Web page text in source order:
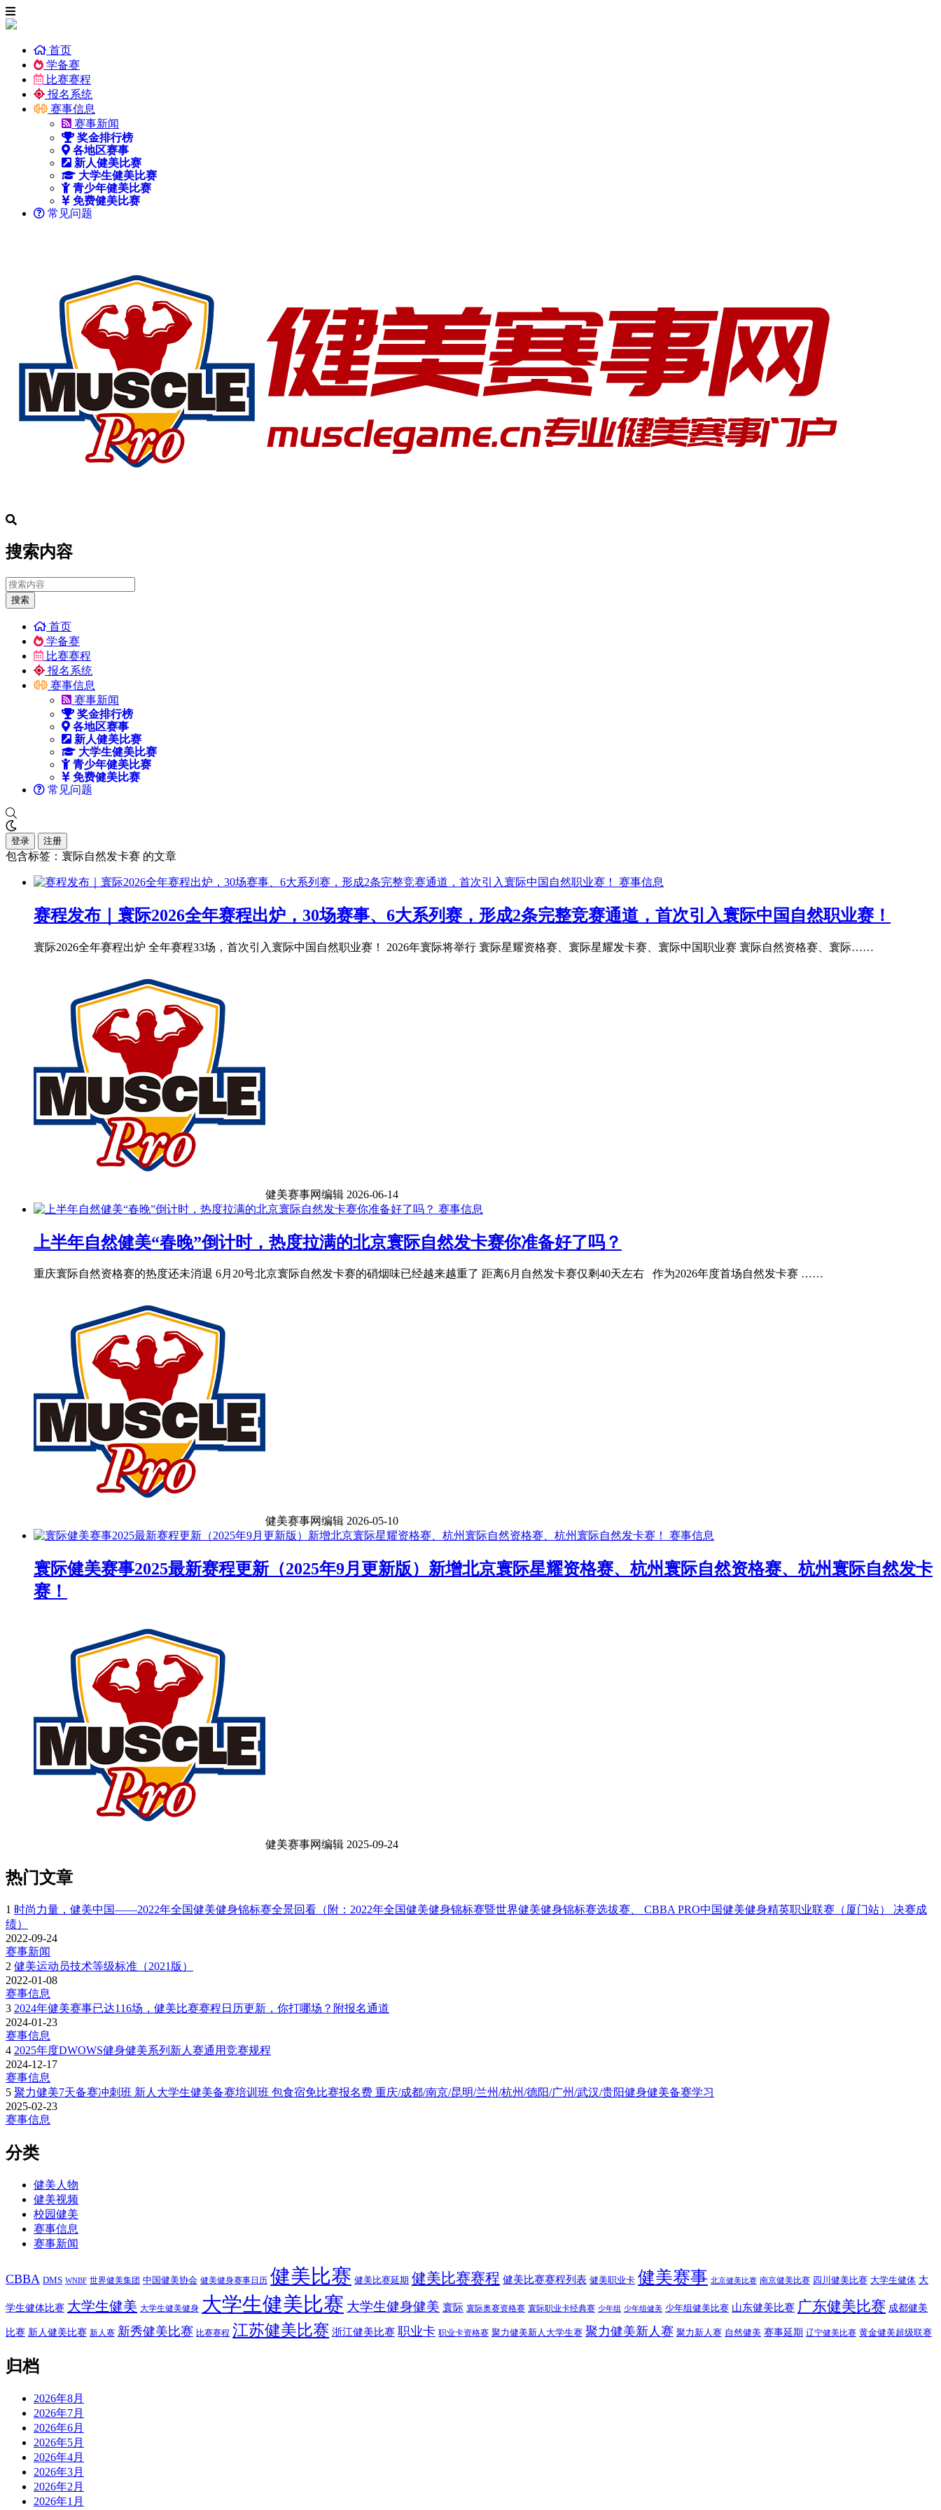
首页
学备赛
比赛赛程
报名系统
赛事信息
赛事新闻
奖金排行榜
各地区赛事
新人健美比赛
大学生健美比赛
青少年健美比赛
免费健美比赛
常见问题
搜索内容
搜索
首页
学备赛
比赛赛程
报名系统
赛事信息
赛事新闻
奖金排行榜
各地区赛事
新人健美比赛
大学生健美比赛
青少年健美比赛
免费健美比赛
常见问题
登录 注册
包含标签：寰际自然发卡赛 的文章
赛事信息
赛程发布｜寰际2026全年赛程出炉，30场赛事、6大系列赛，形成2条完整竞赛通道，首次引入寰际中国自然职业赛！
寰际2026全年赛程出炉 全年赛程33场，首次引入寰际中国自然职业赛！ 2026年寰际将举行 寰际星耀资格赛、寰际星耀发卡赛、寰际中国职业赛 寰际自然资格赛、寰际……
健美赛事网编辑 2026-06-14
赛事信息
上半年自然健美“春晚”倒计时，热度拉满的北京寰际自然发卡赛你准备好了吗？
重庆寰际自然资格赛的热度还未消退 6月20号北京寰际自然发卡赛的硝烟味已经越来越重了 距离6月自然发卡赛仅剩40天左右 作为2026年度首场自然发卡赛 ……
健美赛事网编辑 2026-05-10
赛事信息
寰际健美赛事2025最新赛程更新（2025年9月更新版）新增北京寰际星耀资格赛、杭州寰际自然资格赛、杭州寰际自然发卡
赛！
健美赛事网编辑 2025-09-24
热门文章
1 时尚力量，健美中国——2022年全国健美健身锦标赛全景回看（附：2022年全国健美健身锦标赛暨世界健美健身锦标赛选拔赛、 CBBA PRO中国健美健身精英职业联赛（厦门站） 决赛成
绩）
2022-09-24
赛事新闻
2 健美运动员技术等级标准（2021版）
2022-01-08
赛事信息
3 2024年健美赛事已达116场，健美比赛赛程日历更新，你打哪场？附报名通道
2024-01-23
赛事信息
4 2025年度DWOWS健身健美系列新人赛通用竞赛规程
2024-12-17
赛事信息
5 聚力健美7天备赛冲刺班 新人大学生健美备赛培训班 包食宿免比赛报名费 重庆/成都/南京/昆明/兰州/杭州/德阳/广州/武汉/贵阳健身健美备赛学习
2025-02-23
赛事信息
分类
健美人物
健美视频
校园健美
赛事信息
赛事新闻
CBBA DMS WNBF 世界健美集团 中国健美协会 健美健身赛事日历 健美比赛 健美比赛延期 健美比赛赛程 健美比赛赛程列表 健美职业卡 健美赛事 北京健美比赛 南京健美比赛 四川健美比赛 大学生健体 大
学生健体比赛 大学生健美 大学生健美健身 大学生健美比赛 大学生健身健美 寰际 寰际奥赛资格赛 寰际职业卡经典赛 少年组 少年组健美 少年组健美比赛 山东健美比赛 广东健美比赛 成都健美
比赛 新人健美比赛 新人赛 新秀健美比赛 比赛赛程 江苏健美比赛 浙江健美比赛 职业卡 职业卡资格赛 聚力健美新人大学生赛 聚力健美新人赛 聚力新人赛 自然健美 赛事延期 辽宁健美比赛 黄金健美超级联赛
归档
2026年8月
2026年7月
2026年6月
2026年5月
2026年4月
2026年3月
2026年2月
2026年1月